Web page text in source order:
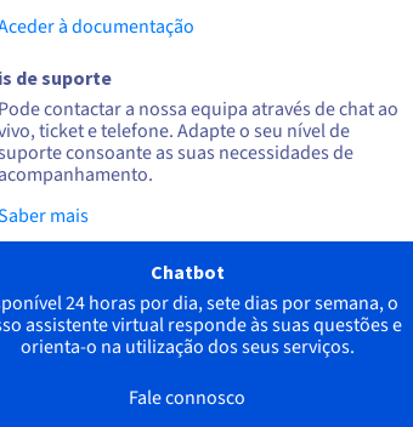
à documentação
de suporte
Pode contactar a nossa equipa através de chat ao
ticket e telefone. Adapte o seu nível de
consoante as suas necessidades de
acompanhamento.
mais
Chatbot
24 horas por dia, sete dias por semana, o
assistente virtual responde às suas questões e
orienta-o na utilização dos seus serviços.
Fale connosco